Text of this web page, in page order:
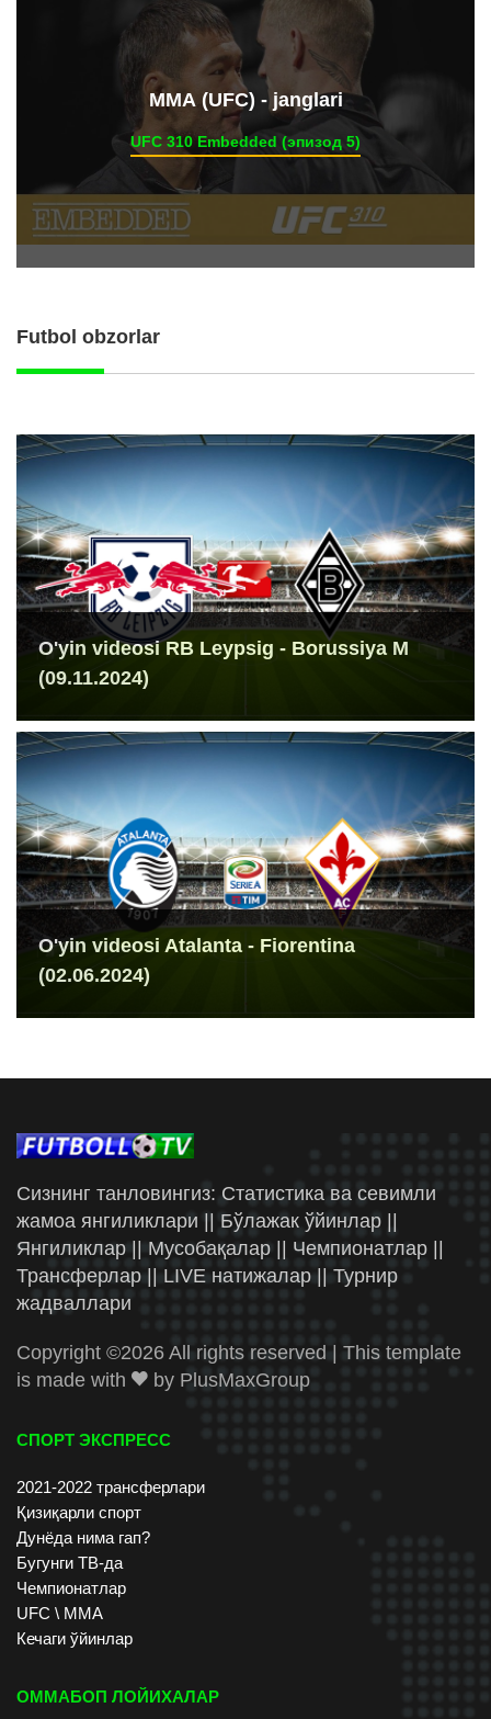
ММА (UFC) - janglari
UFC 310 Embedded (эпизод 5)
Futbol obzorlar
O'yin videosi RB Leypsig - Borussiya M
(09.11.2024)
O'yin videosi Atalanta - Fiorentina
(02.06.2024)
Сизнинг танловингиз: Статистика ва севимли
жамоа янгиликлари || Бўлажак ўйинлар ||
Янгиликлар || Мусобақалар || Чемпионатлар ||
Трансферлар || LIVE натижалар || Турнир
жадваллари
Copyright ©2026 All rights reserved | This template
is made with
by PlusMaxGroup
СПОРТ ЭКСПРЕСС
2021-2022 трансферлари
Қизиқарли спорт
Дунёда нима гап?
Бугунги ТВ-да
Чемпионатлар
UFC \ ММА
Кечаги ўйинлар
ОММАБОП ЛОЙИХАЛАР